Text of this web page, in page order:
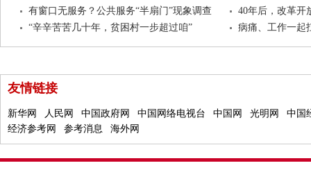
有窗口无服务？公共服务“半扇门”现象调查
40年后，改革开
“辛辛苦苦几十年，贫困村一步超过咱”
病痛、工作一起
友情链接
新华网 人民网 中国政府网 中国网络电视台 中国网 光明网
中国
经济参考网
参考消息 海外网